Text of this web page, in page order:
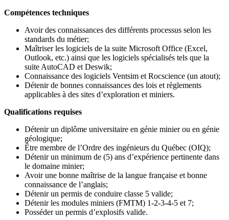
Compétences techniques
Avoir des connaissances des différents processus selon les
standards du métier;
Maîtriser les logiciels de la suite Microsoft Office (Excel,
Outlook, etc.) ainsi que les logiciels spécialisés tels que la
suite AutoCAD et Deswik;
Connaissance des logiciels Ventsim et Rocscience (un atout);
Détenir de bonnes connaissances des lois et règlements
applicables à des sites d’exploration et miniers.
Qualifications requises
Détenir un diplôme universitaire en génie minier ou en génie
géologique;
Être membre de l’Ordre des ingénieurs du Québec (OIQ);
Détenir un minimum de (5) ans d’expérience pertinente dans
le domaine minier;
Avoir une bonne maîtrise de la langue française et bonne
connaissance de l’anglais;
Détenir un permis de conduire classe 5 valide;
Détenir les modules miniers (FMTM) 1-2-3-4-5 et 7;
Posséder un permis d’explosifs valide.